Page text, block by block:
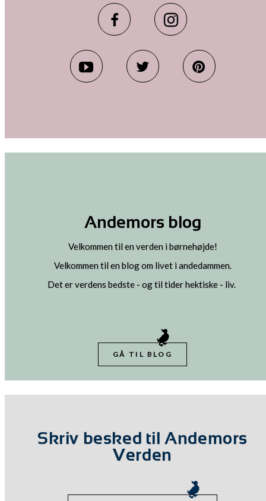
Andemors blog
Velkommen til en verden i børnehøjde!
Velkommen til en blog om livet i andedammen.
Det er verdens bedste - og til tider hektiske - liv.
GÅ TIL BLOG
Skriv besked til Andemors
Verden